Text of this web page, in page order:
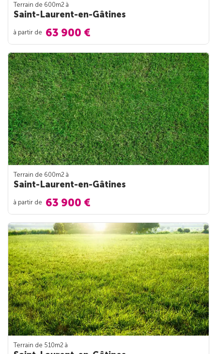
Terrain de 600m2 à
Saint-Laurent-en-Gâtines
à partir de 63 900 €
Terrain de 600m2 à
Saint-Laurent-en-Gâtines
à partir de 63 900 €
Terrain de 510m2 à